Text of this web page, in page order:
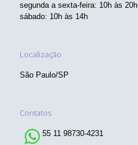
segunda a sexta-feira: 10h às 20h
sábado: 10h às 14h
Localização
São Paulo/SP
Contatos
55 11 98730-4231